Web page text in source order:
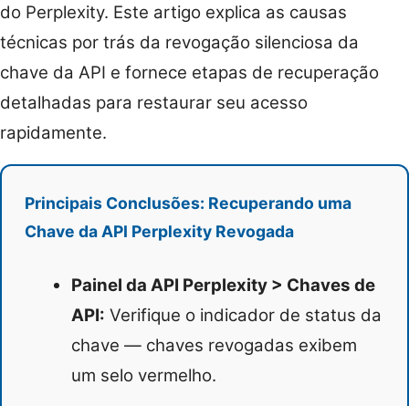
do Perplexity. Este artigo explica as causas
técnicas por trás da revogação silenciosa da
chave da API e fornece etapas de recuperação
detalhadas para restaurar seu acesso
rapidamente.
Principais Conclusões: Recuperando uma
Chave da API Perplexity Revogada
Painel da API Perplexity > Chaves de
API: Verifique o indicador de status da
chave — chaves revogadas exibem
um selo vermelho.